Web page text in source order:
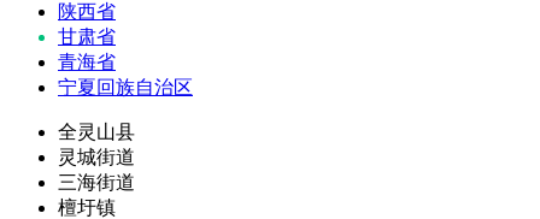
陕西省
甘肃省
青海省
宁夏回族自治区
全灵山县
灵城街道
三海街道
檀圩镇